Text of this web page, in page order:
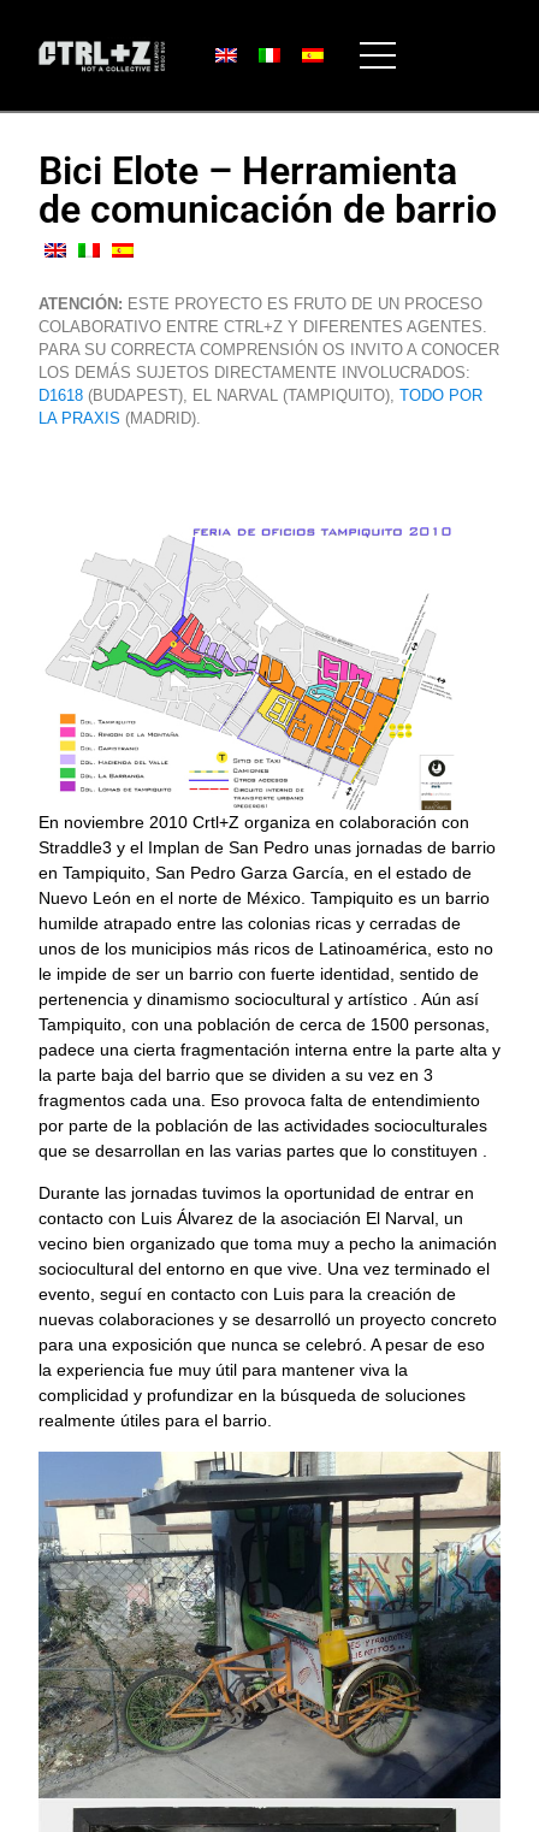
Bici Elote – Herramienta
de comunicación de barrio
ATENCIÓN: ESTE PROYECTO ES FRUTO DE UN PROCESO
COLABORATIVO ENTRE CTRL+Z Y DIFERENTES AGENTES.
PARA SU CORRECTA COMPRENSIÓN OS INVITO A CONOCER
LOS DEMÁS SUJETOS DIRECTAMENTE INVOLUCRADOS:
D1618 (BUDAPEST), EL NARVAL (TAMPIQUITO), TODO POR
LA PRAXIS (MADRID).
En noviembre 2010 Crtl+Z organiza en colaboración con
Straddle3 y el Implan de San Pedro unas jornadas de barrio
en Tampiquito, San Pedro Garza García, en el estado de
Nuevo León en el norte de México. Tampiquito es un barrio
humilde atrapado entre las colonias ricas y cerradas de
unos de los municipios más ricos de Latinoamérica, esto no
le impide de ser un barrio con fuerte identidad, sentido de
pertenencia y dinamismo sociocultural y artístico . Aún así
Tampiquito, con una población de cerca de 1500 personas,
padece una cierta fragmentación interna entre la parte alta y
la parte baja del barrio que se dividen a su vez en 3
fragmentos cada una. Eso provoca falta de entendimiento
por parte de la población de las actividades socioculturales
que se desarrollan en las varias partes que lo constituyen .
Durante las jornadas tuvimos la oportunidad de entrar en
contacto con Luis Álvarez de la asociación El Narval, un
vecino bien organizado que toma muy a pecho la animación
sociocultural del entorno en que vive. Una vez terminado el
evento, seguí en contacto con Luis para la creación de
nuevas colaboraciones y se desarrolló un proyecto concreto
para una exposición que nunca se celebró. A pesar de eso
la experiencia fue muy útil para mantener viva la
complicidad y profundizar en la búsqueda de soluciones
realmente útiles para el barrio.